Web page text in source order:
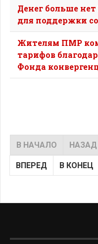
Денег больше
для поддержки
Жителям ПМР
тарифов
Фонда
В НАЧАЛО НАЗАД
ВПЕРЕД В КОНЕЦ